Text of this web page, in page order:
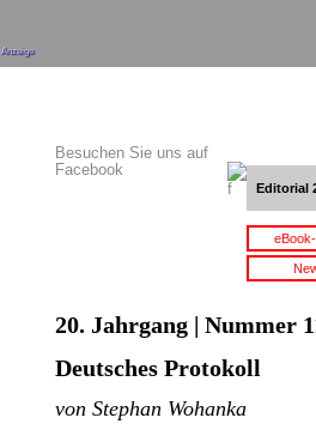
Anzeige
Besuchen Sie uns auf
Facebook
Editorial
20. Jahrgang | Nummer
Deutsches Protokoll
von Stephan Wohanka